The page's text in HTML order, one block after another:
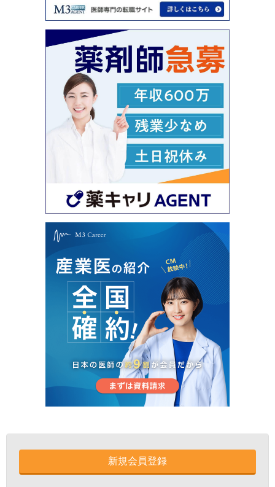
新規会員登録